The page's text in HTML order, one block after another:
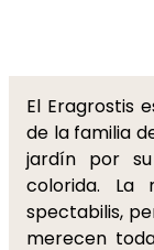
El Eragrostis
de la familia
jardín por
colorida. La
spectabilis,
merecen